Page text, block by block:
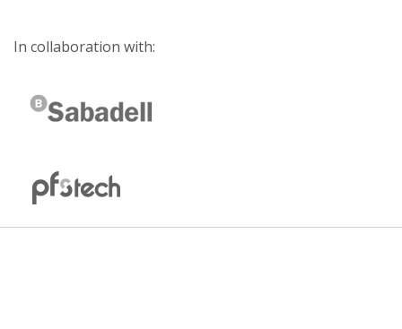
In collaboration with: